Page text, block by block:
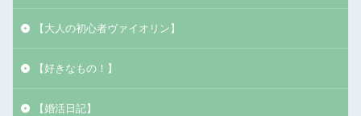
【大人の初心者ヴァイオリン】
【好きなもの！】
【婚活日記】